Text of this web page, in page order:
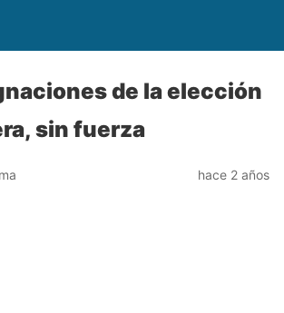
de la elección
sin fuerza
hace 2 años